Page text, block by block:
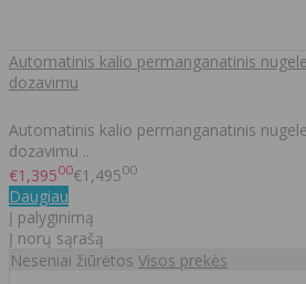
Automatinis kalio permanganatinis
dozavimu
Automatinis kalio permanganatinis
dozavimu ..
€1,39500€1,49500
Daugiau
Į palyginimą
Į norų sąrašą
Neseniai žiūrėtos Visos prekės